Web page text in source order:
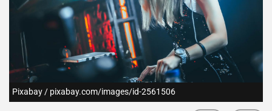
Pixabay / pixabay.com/images/id-2561506